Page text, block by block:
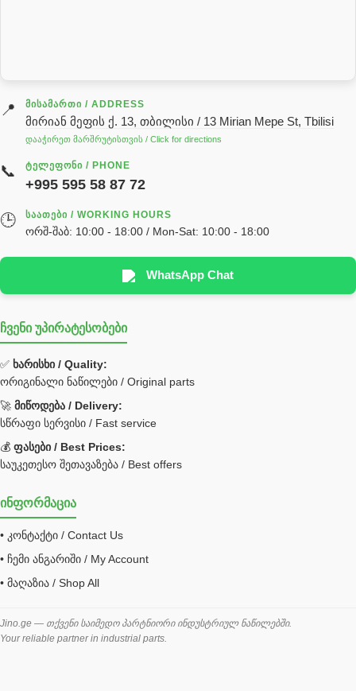
გადაცემათა კოლოფის ზეთი( კარობკის ზეთი)
ძრავის ზეთი
ჰიდრავლიკის ზეთი
реек
სხადასხვა
Hyva
უჟანგავი ფოლადი
Bobcat ფილტრი
Caterpillar ფილტრი
JCB ფილტრი
ქვაბი გათბობა მილები
შემაერთებელი / გადამყვანი UNF ORFS
შემაერთებელი BSPP /გადამყვანი
შესაფუთი მანქანა ვაკუმით
შლანგი
საწვავის შლანგი
📍 ᲛᲘᲡᲐᲛᲐᲠᲗᲘ / ADDRESS
მირიან მეფის ქ. 13, თბილისი / 13 Mirian Mepe St, Tbilisi
დააჭირეთ მარშრუტისთვის / Click for directions
📞 ᲢᲔᲚᲔᲤᲝᲜᲘ / PHONE
+995 595 58 87 72
🕒 ᲡᲐᲐᲗᲔᲑᲘ / WORKING HOURS
ორშ-შაბ: 10:00 - 18:00 / Mon-Sat: 10:00 - 18:00
WhatsApp Chat
ჩვენი უპირატესობები
✅ ხარისხი / Quality:
ორიგინალი ნაწილები / Original parts
🚀 მიწოდება / Delivery:
სწრაფი სერვისი / Fast service
💰 ფასები / Best Prices:
საუკეთესო შეთავაზება / Best offers
ინფორმაცია
• კონტაქტი / Contact Us
• ჩემი ანგარიში / My Account
• მაღაზია / Shop All
Jino.ge — თქვენი საიმედო პარტნიორი ინდუსტრიულ ნაწილებში.
Your reliable partner in industrial parts.